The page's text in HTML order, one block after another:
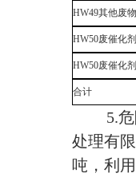
HW49其他废
HW50废催化剂
HW50废催化
合计
5.
处理有
吨，利